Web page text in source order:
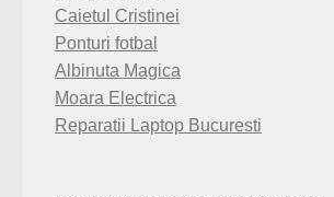
Caietul Cristinei
Ponturi fotbal
Albinuta Magica
Moara Electrica
Reparatii Laptop Bucuresti